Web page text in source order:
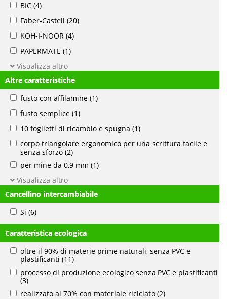
BIC (4)
Faber-Castell (20)
KOH-I-NOOR (4)
PAPERMATE (1)
Visualizza altro
Altre caratteristiche
fusto con affilamine (1)
fusto semplice (1)
10 foglietti di ricambio e spugna (1)
corpo triangolare ergonomico per una scrittura facile e
senza sforzo (2)
per mine da 0,9 mm (1)
Visualizza altro
Cancellino intercambiabile
Si (6)
Caratteristica ecologica
oltre il 90% di materie prime naturali, senza PVC e
plastificanti (11)
processo di produzione ecologico senza PVC e plastificanti
(3)
realizzato al 70% con materiale riciclato (2)